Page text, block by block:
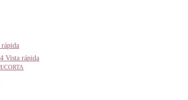
Vista rápida
CORTA